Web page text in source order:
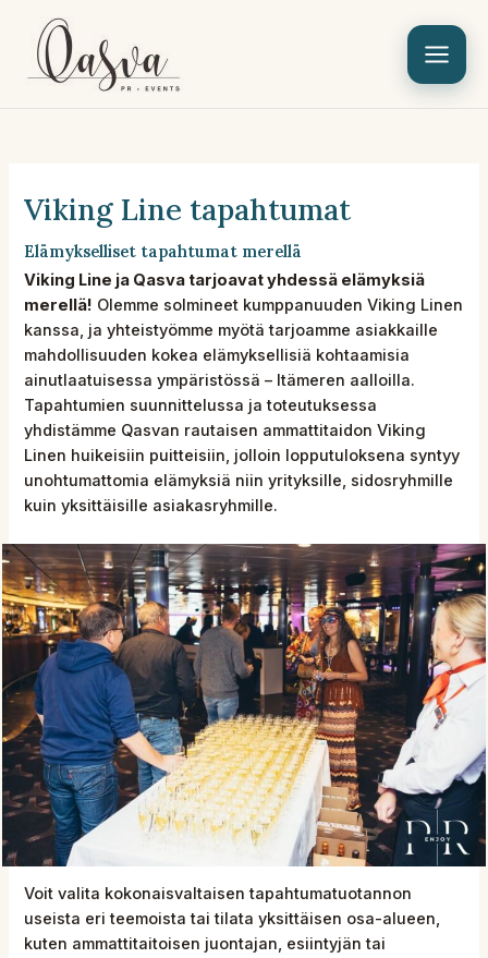
sisältöön
Viking Line tapahtumat
Elämykselliset tapahtumat merellä
Viking Line ja Qasva tarjoavat yhdessä elämyksiä
merellä! Olemme solmineet kumppanuuden Viking Linen
kanssa, ja yhteistyömme myötä tarjoamme asiakkaille
mahdollisuuden kokea elämyksellisiä kohtaamisia
ainutlaatuisessa ympäristössä – Itämeren aalloilla.
Tapahtumien suunnittelussa ja toteutuksessa
yhdistämme Qasvan rautaisen ammattitaidon Viking
Linen huikeisiin puitteisiin, jolloin lopputuloksena syntyy
unohtumattomia elämyksiä niin yrityksille, sidosryhmille
kuin yksittäisille asiakasryhmille.
Voit valita kokonaisvaltaisen tapahtumatuotannon
useista eri teemoista tai tilata yksittäisen osa-alueen,
kuten ammattitaitoisen juontajan, esiintyjän tai